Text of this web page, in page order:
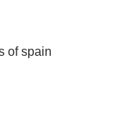
of spain